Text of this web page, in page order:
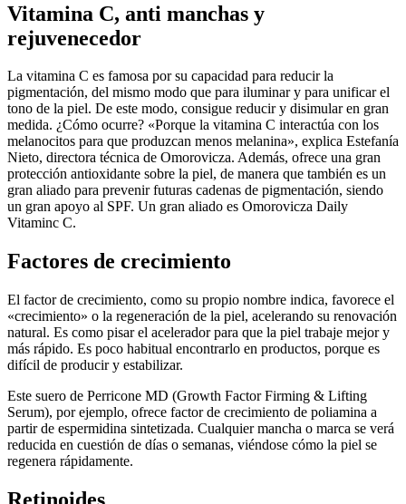
Vitamina C, anti manchas y
rejuvenecedor
La vitamina C es famosa por su capacidad para reducir la
pigmentación, del mismo modo que para iluminar y para unificar el
tono de la piel. De este modo, consigue reducir y disimular en gran
medida. ¿Cómo ocurre? «Porque la vitamina C interactúa con los
melanocitos para que produzcan menos melanina», explica Estefanía
Nieto, directora técnica de Omorovicza. Además, ofrece una gran
protección antioxidante sobre la piel, de manera que también es un
gran aliado para prevenir futuras cadenas de pigmentación, siendo
un gran apoyo al SPF. Un gran aliado es Omorovicza Daily
Vitaminc C.
Factores de crecimiento
El factor de crecimiento, como su propio nombre indica, favorece el
«crecimiento» o la regeneración de la piel, acelerando su renovación
natural. Es como pisar el acelerador para que la piel trabaje mejor y
más rápido. Es poco habitual encontrarlo en productos, porque es
difícil de producir y estabilizar.
Este suero de Perricone MD (Growth Factor Firming & Lifting
Serum), por ejemplo, ofrece factor de crecimiento de poliamina a
partir de espermidina sintetizada. Cualquier mancha o marca se verá
reducida en cuestión de días o semanas, viéndose cómo la piel se
regenera rápidamente.